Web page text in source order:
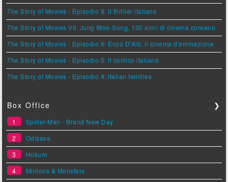
The Story of Movies - Episodio 8: Il thriller italiano
The Story of Movies VII: Jung Woo-Sung, 100 anni di cinema coreano
The Story of Movies - Episodio 6: Enzo D'Alò, il cinema d'animazione
The Story of Movies - Episodio 5: Il comico italiano
The Story of Movies - Episodio 4: Italian families
Box Office ❯
1
Spider-Man - Brand New Day
2
Odissea
3
Hokum
4
Minions & Monsters